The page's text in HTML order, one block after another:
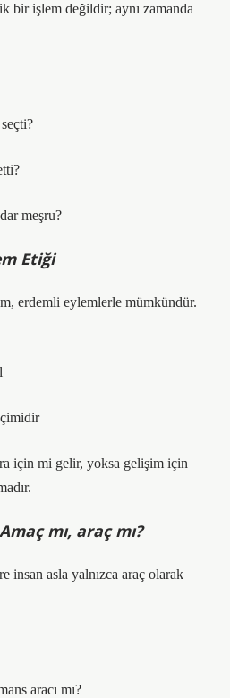
bir işlem değildir; aynı zamanda
meşru?
Etiği
erdemli eylemlerle mümkündür.
için mi gelir, yoksa gelişim için
mı, araç mı?
insan asla yalnızca araç olarak
aracı mı?